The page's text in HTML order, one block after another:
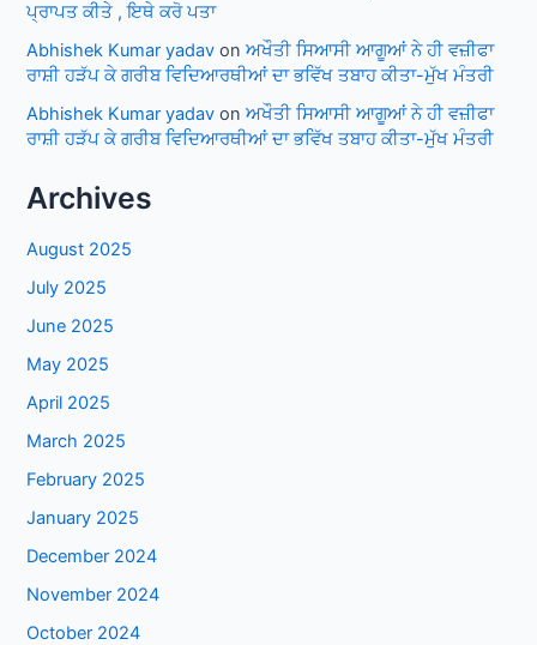
ਪ੍ਰਾਪਤ ਕੀਤੇ , ਇਥੇ ਕਰੋ ਪਤਾ
Abhishek Kumar yadav onਅਖੌਤੀ ਸਿਆਸੀ ਆਗੂਆਂ ਨੇ ਹੀ ਵਜ਼ੀਫਾ
ਰਾਸ਼ੀ ਹੜੱਪ ਕੇ ਗਰੀਬ ਵਿਦਿਆਰਥੀਆਂ ਦਾ ਭਵਿੱਖ ਤਬਾਹ ਕੀਤਾ-ਮੁੱਖ ਮੰਤਰੀ
Abhishek Kumar yadav onਅਖੌਤੀ ਸਿਆਸੀ ਆਗੂਆਂ ਨੇ ਹੀ ਵਜ਼ੀਫਾ
ਰਾਸ਼ੀ ਹੜੱਪ ਕੇ ਗਰੀਬ ਵਿਦਿਆਰਥੀਆਂ ਦਾ ਭਵਿੱਖ ਤਬਾਹ ਕੀਤਾ-ਮੁੱਖ ਮੰਤਰੀ
Archives
August 2025
July 2025
June 2025
May 2025
April 2025
March 2025
February 2025
January 2025
December 2024
November 2024
October 2024